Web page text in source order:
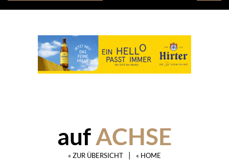
aufACHSE
« ZUR ÜBERSICHT | « HOME